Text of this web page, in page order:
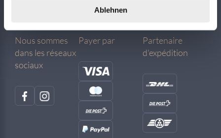
Ablehnen
Paiement
Nous sommes
dans les réseaux
sociaux
Payer par
Partenaire
d'expédition